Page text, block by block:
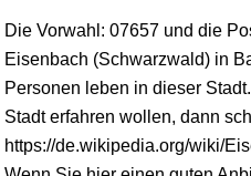
Die Vorwahl: 07657 und die
Eisenbach (Schwarzwald) in
Personen leben in dieser
Stadt erfahren wollen, dann
https://de.wikipedia.org/wiki/